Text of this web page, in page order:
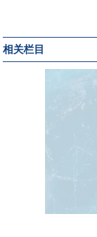
相关栏目